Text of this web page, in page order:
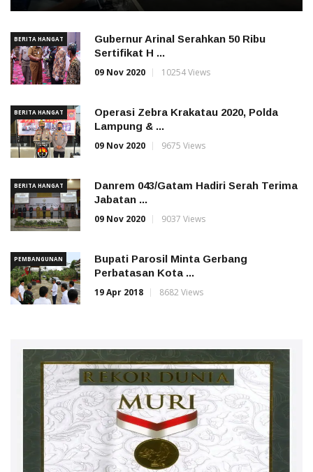
BERITA HANGAT
Gubernur Arinal Serahkan 50 Ribu
Sertifikat H ...
09 Nov 2020
10254 Views
BERITA HANGAT
Operasi Zebra Krakatau 2020, Polda
Lampung & ...
09 Nov 2020
9675 Views
BERITA HANGAT
Danrem 043/Gatam Hadiri Serah Terima
Jabatan ...
09 Nov 2020
9037 Views
PEMBANGUNAN
Bupati Parosil Minta Gerbang
Perbatasan Kota ...
19 Apr 2018
8682 Views